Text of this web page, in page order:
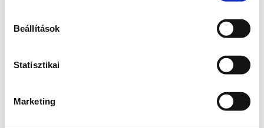
Beállítások
Statisztikai
Marketing